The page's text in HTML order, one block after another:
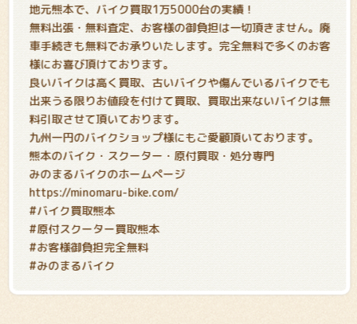
地元熊本で、バイク買取1万5000台の実績！
無料出張・無料査定、お客様の御負担は一切頂きません。廃
車手続きも無料でお承りいたします。完全無料で多くのお客
様にお喜び頂けております。
良いバイクは高く買取、古いバイクや傷んでいるバイクでも
出来うる限りお値段を付けて買取、買取出来ないバイクは無
料引取させて頂いております。
九州一円のバイクショップ様にもご愛顧頂いております。
熊本のバイク・スクーター・原付買取・処分専門
みのまるバイクのホームページ
https://minomaru-bike.com/
#バイク買取熊本
#原付スクーター買取熊本
#お客様御負担完全無料
#みのまるバイク